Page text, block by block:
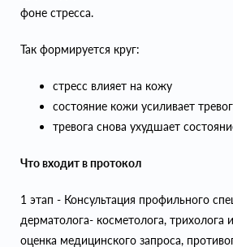
фоне стресса.
Так формируется круг:
стресс влияет на кожу
состояние кожи усиливает
тревога снова ухудшает
Что входит в протокол
1 этап - Консультация профильного
дерматолога- косметолога, трихолога
оценка медицинского запроса,